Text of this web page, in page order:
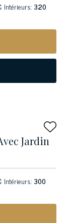
Intérieurs:320
Jardin
Intérieurs:300